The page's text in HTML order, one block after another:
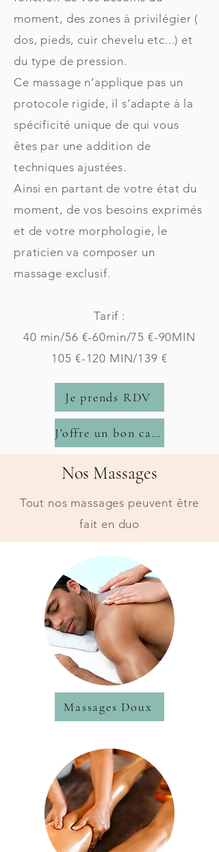
moment, des zones à privilégier (
dos, pieds, cuir chevelu etc...) et
du type de pression.
Ce massage n’applique pas un
protocole rigide, il s’adapte à la
spécificité unique de qui vous
êtes par une addition de
techniques ajustées.
Ainsi en partant de votre état du
moment, de vos besoins exprimés
et de votre morphologie, le
praticien va composer un
massage exclusif.
Tarif :
40 min/56 €-60min/75 €-90MIN
105 €-120 MIN/139 €
Je prends RDV
J'offre un bon cadeau
Nos Massages
Tout nos massages peuvent être
fait en duo
Massages Doux